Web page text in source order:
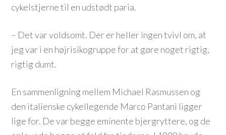
cykelstjerne til en udstødt paria.
– Det var voldsomt. Der er heller ingen tvivl om, at
jeg var i en højrisikogruppe for at gøre noget rigtig,
rigtig dumt.
En sammenligning mellem Michael Rasmussen og
den italienske cykellegende Marco Pantani ligger
lige for. De var begge eminente bjergryttere, og de